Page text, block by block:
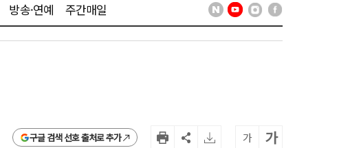
방송·연예 주간매일
구글 검색 선호 출처로 추가 가 가